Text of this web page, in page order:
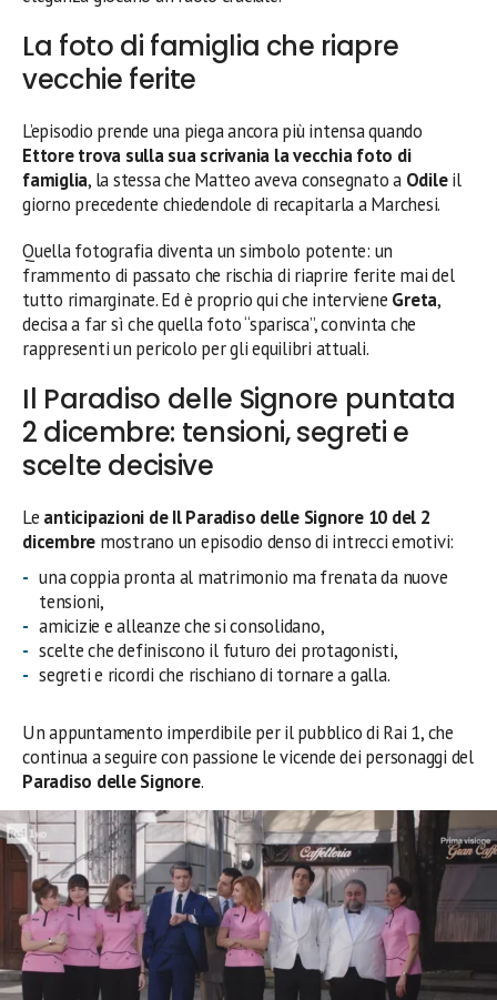
La foto di famiglia che riapre
vecchie ferite
L’episodio prende una piega ancora più intensa quando
Ettore trova sulla sua scrivania la vecchia foto di
famiglia, la stessa che Matteo aveva consegnato a Odileil
giorno precedente chiedendole di recapitarla a Marchesi.
Quella fotografia diventa un simbolo potente: un
frammento di passato che rischia di riaprire ferite mai del
tutto rimarginate. Ed è proprio qui che interviene Greta,
decisa a far sì che quella foto “sparisca”, convinta che
rappresenti un pericolo per gli equilibri attuali.
Il Paradiso delle Signore puntata
2 dicembre: tensioni, segreti e
scelte decisive
Le anticipazioni de Il Paradiso delle Signore 10 del 2
dicembre mostrano un episodio denso di intrecci emotivi:
una coppia pronta al matrimonio ma frenata da nuove
tensioni,
amicizie e alleanze che si consolidano,
scelte che definiscono il futuro dei protagonisti,
segreti e ricordi che rischiano di tornare a galla.
Un appuntamento imperdibile per il pubblico di Rai 1, che
continua a seguire con passione le vicende dei personaggi del
Paradiso delle Signore.